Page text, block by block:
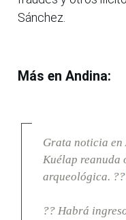
Sánchez.
Más en Andina:
Grata noticia en
Kuélap reanuda
arqueológica. ??
?? Habrá